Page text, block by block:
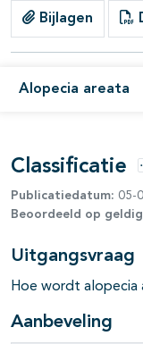
Bijlagen
Alopecia areata
Classificatie
Publicatiedatum: 05-
Beoordeeld op
Uitgangsvraag
Hoe wordt alopecia
Aanbeveling